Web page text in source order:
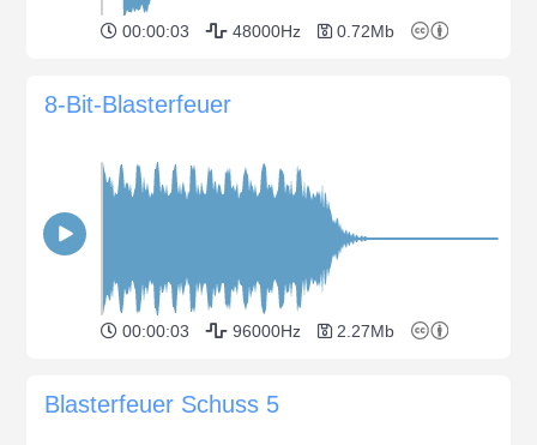
00:00:03 48000Hz 0.72Mb
8-Bit-Blasterfeuer
00:00:03 96000Hz 2.27Mb
Blasterfeuer Schuss 5